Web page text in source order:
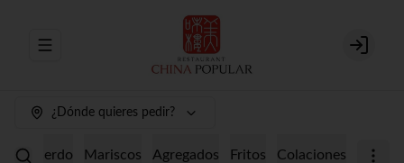
Abrir menu de navegación Login
¿Dónde quieres pedir?
Cerdo Mariscos Agregados Fritos Colaciones